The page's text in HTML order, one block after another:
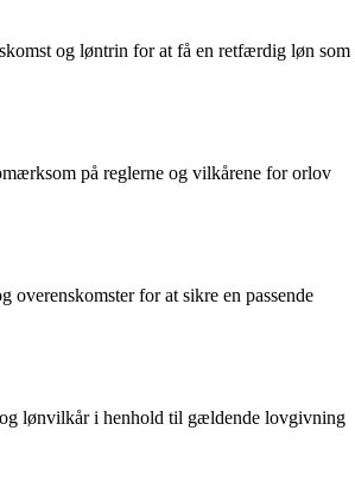
og løntrin for at få en retfærdig løn som
på reglerne og vilkårene for orlov
for at sikre en passende
og lønvilkår i henhold til gældende lovgivning